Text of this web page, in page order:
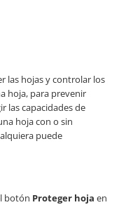
las hojas y controlar los
hoja, para prevenir
las capacidades de
hoja con o sin
puede
botón Proteger hoja en